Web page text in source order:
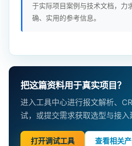
于实际项目案例与技术文档，力
确、实用的参考信息。
把这篇资料用于真实项目？
进入工具中心进行报文解析、
试，或提交需求获取选型与接入
打开调试工具 查看相关